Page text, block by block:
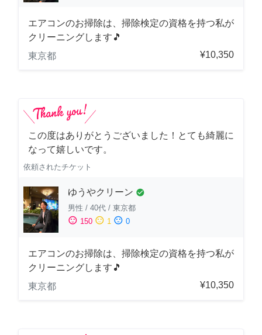
エアコンのお掃除は、掃除検定の資格を持つ私が
クリーニングします🎵
東京都
¥10,350
この度はありがとうございました！とても綺麗に
なって嬉しいです。
依頼されたチケット
ゆうやクリーン check_circle
男性 / 40代 / 東京都
sentiment_satisfied 150 sentiment_neutral 1 sentiment_dissatisfied 0
エアコンのお掃除は、掃除検定の資格を持つ私が
クリーニングします🎵
東京都
¥10,350